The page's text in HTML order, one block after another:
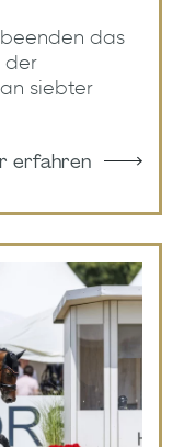
beenden das
der
siebter
erfahren